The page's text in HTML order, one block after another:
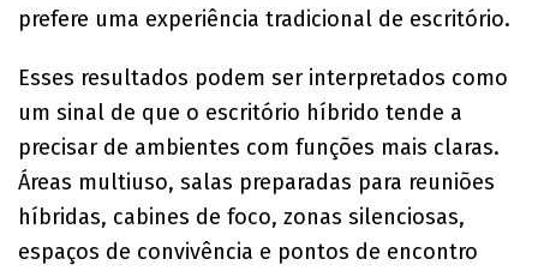
prefere uma experiência tradicional de escritório.
Esses resultados podem ser interpretados como
um sinal de que o escritório híbrido tende a
precisar de ambientes com funções mais claras.
Áreas multiuso, salas preparadas para reuniões
híbridas, cabines de foco, zonas silenciosas,
espaços de convivência e pontos de encontro